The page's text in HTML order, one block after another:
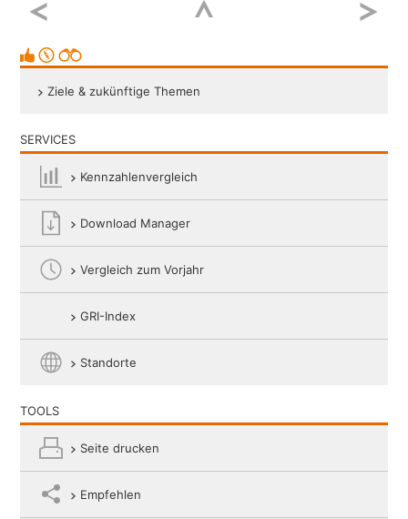
Ziele & zukünftige Themen
SERVICES
Kennzahlenvergleich
Download Manager
Vergleich zum Vorjahr
GRI-Index
Standorte
TOOLS
Seite drucken
Empfehlen